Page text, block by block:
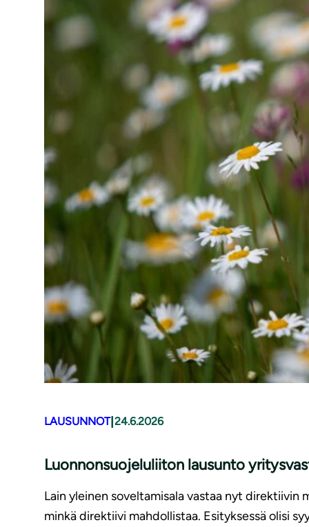
LAUSUNNOT| 24.6.2026
Luonnonsuojeluliiton lausunto
Lain yleinen soveltamisala vastaa nyt direktiivin
minkä direktiivi mahdollistaa. Esityksessä olisi